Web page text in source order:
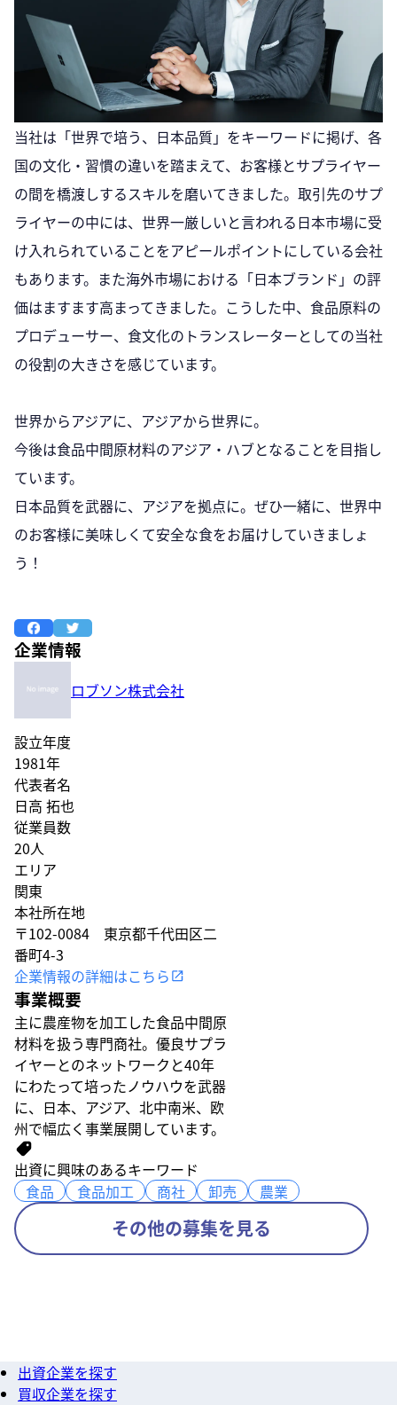
当社は「世界で培う、日本品質」をキーワードに掲げ、各
国の文化・習慣の違いを踏まえて、お客様とサプライヤー
の間を橋渡しするスキルを磨いてきました。取引先のサプ
ライヤーの中には、世界一厳しいと言われる日本市場に受
け入れられていることをアピールポイントにしている会社
もあります。また海外市場における「日本ブランド」の評
価はますます高まってきました。こうした中、食品原料の
プロデューサー、食文化のトランスレーターとしての当社
の役割の大きさを感じています。
世界からアジアに、アジアから世界に。
今後は食品中間原材料のアジア・ハブとなることを目指し
ています。
日本品質を武器に、アジアを拠点に。ぜひ一緒に、世界中
のお客様に美味しくて安全な食をお届けしていきましょ
う！
企業情報
ロブソン株式会社
設立年度
1981年
代表者名
日高 拓也
従業員数
20人
エリア
関東
本社所在地
〒102-0084 東京都千代田区二
番町4-3
企業情報の詳細はこちら
事業概要
主に農産物を加工した食品中間原
材料を扱う専門商社。優良サプラ
イヤーとのネットワークと40年
にわたって培ったノウハウを武器
に、日本、アジア、北中南米、欧
州で幅広く事業展開しています。
出資に興味のあるキーワード
食品
食品加工 商社 卸売 農業
食品 食品加工 商社 卸売 農業
その他の募集を見る
出資企業を探す
買収企業を探す